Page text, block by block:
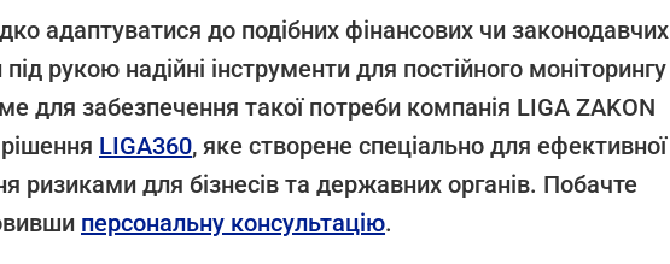
адаптуватися до подібних фінансових чи законодавчих
рукою надійні інструменти для постійного моніторингу
для забезпечення такої потреби компанія LIGA ZAKON
LIGA360, яке створене спеціально для ефективної
ризиками для бізнесів та державних органів. Побачте
персональну консультацію.